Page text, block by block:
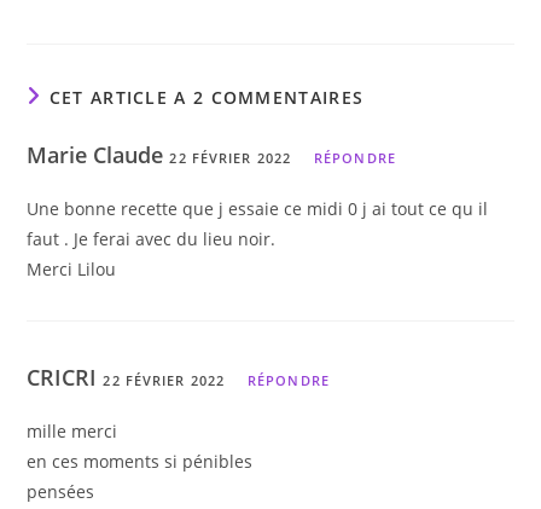
CET ARTICLE A 2 COMMENTAIRES
Marie Claude22 FÉVRIER 2022 RÉPONDRE
Une bonne recette que j essaie ce midi 0 j ai tout ce qu il
faut . Je ferai avec du lieu noir.
Merci Lilou
CRICRI22 FÉVRIER 2022 RÉPONDRE
mille merci
en ces moments si pénibles
pensées